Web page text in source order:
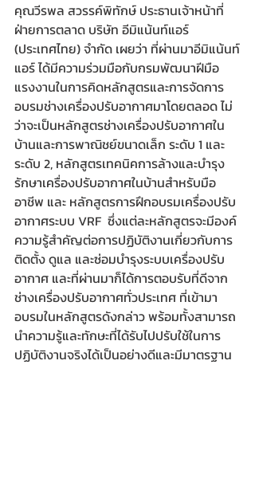
คุณวีรพล สวรรค์พิทักษ์ ประธานเจ้าหน้าที่
ฝ่ายการตลาด บริษัท อีมิแน้นท์แอร์
(ประเทศไทย) จำกัด เผยว่า ที่ผ่านมาอีมิแน้นท์
แอร์ ได้มีความร่วมมือกับกรมพัฒนาฝีมือ
แรงงานในการคิดหลักสูตรและการจัดการ
อบรมช่างเครื่องปรับอากาศมาโดยตลอด ไม่
ว่าจะเป็นหลักสูตรช่างเครื่องปรับอากาศใน
บ้านและการพาณิชย์ขนาดเล็ก ระดับ 1 และ
ระดับ 2, หลักสูตรเทคนิคการล้างและบำรุง
รักษาเครื่องปรับอากาศในบ้านสำหรับมือ
อาชีพ และ หลักสูตรการฝึกอบรมเครื่องปรับ
อากาศระบบ VRF  ซึ่งแต่ละหลักสูตรจะมีองค์
ความรู้สำคัญต่อการปฏิบัติงานเกี่ยวกับการ
ติดตั้ง ดูแล และซ่อมบำรุงระบบเครื่องปรับ
อากาศ และที่ผ่านมาก็ได้การตอบรับที่ดีจาก
ช่างเครื่องปรับอากาศทั่วประเทศ ที่เข้ามา
อบรมในหลักสูตรดังกล่าว พร้อมทั้งสามารถ
นำความรู้และทักษะที่ได้รับไปปรับใช้ในการ
ปฏิบัติงานจริงได้เป็นอย่างดีและมีมาตรฐาน